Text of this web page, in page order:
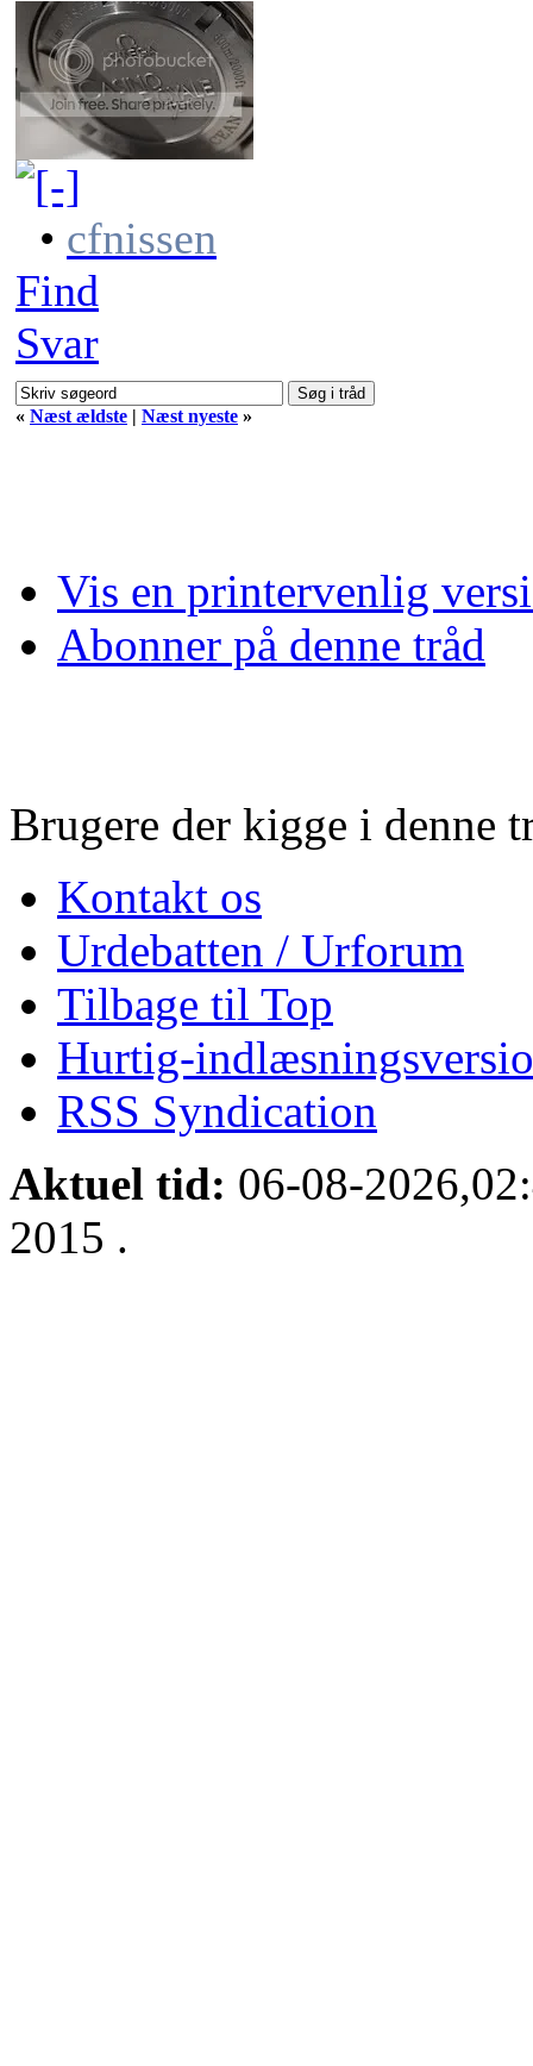
• cfnissen
Find
Svar
« Næst ældste | Næst nyeste »
Vis en printervenlig
Abonner på denne tråd
Brugere der kigge i denne
Kontakt os
Urdebatten / Urforum
Tilbage til Top
Hurtig-
RSS Syndication
Aktuel tid: 06-08-
2015 .